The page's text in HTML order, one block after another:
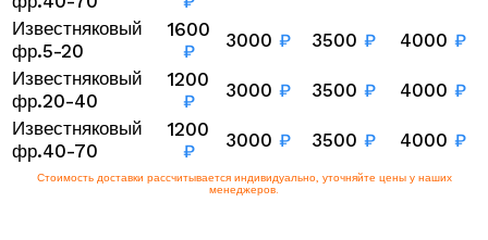
Известняковый
фр.5-20
1600
₽
3000 ₽ 3500 ₽ 4000 ₽
Известняковый
фр.20-40
1200
₽
3000 ₽ 3500 ₽ 4000 ₽
Известняковый
фр.40-70
1200
₽
3000 ₽ 3500 ₽ 4000 ₽
Стоимость доставки рассчитывается индивидуально, уточняйте цены у наших
менеджеров.